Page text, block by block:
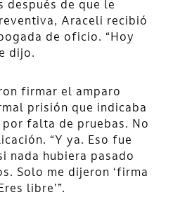
después de que le
Araceli recibió
de oficio. “Hoy
dijo.
firmar el amparo
prisión que indicaba
falta de pruebas. No
“Y ya. Eso fue
nada hubiera pasado
Solo me dijeron ‘firma
libre’”.